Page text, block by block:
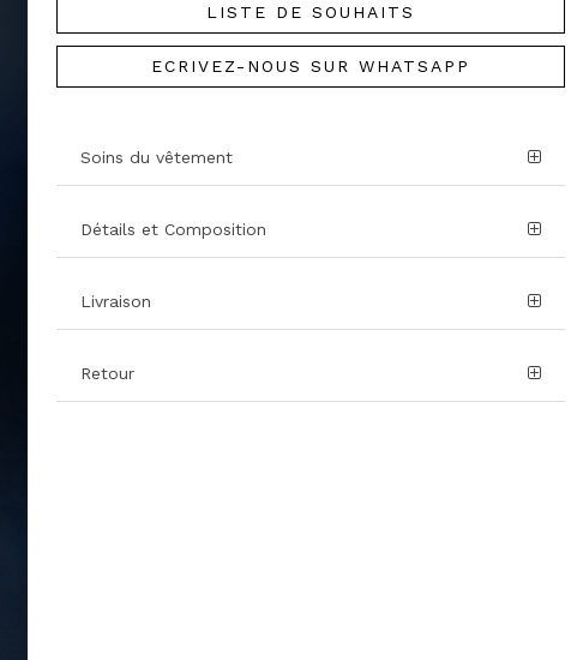
LISTE DE SOUHAITS
ECRIVEZ-NOUS SUR WHATSAPP
Soins du vêtement
Détails et Composition
Livraison
Retour